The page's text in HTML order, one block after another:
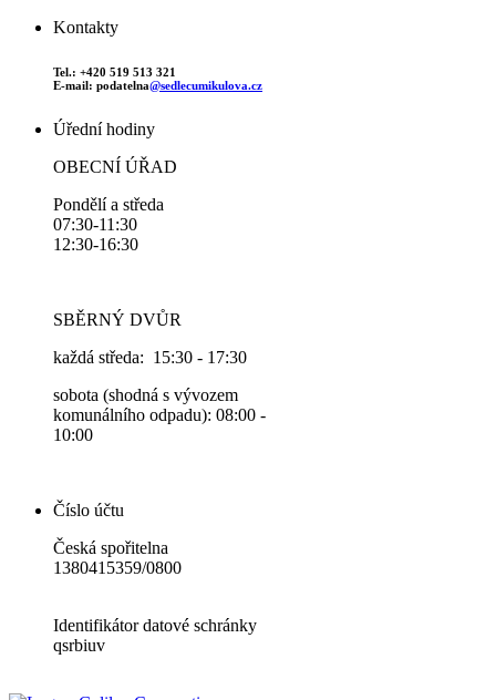
Kontakty
Tel.: +420 519 513 321
E-mail: podatelna@sedlecumikulova.cz
Úřední hodiny
OBECNÍ ÚŘAD
Pondělí a středa
07:30-11:30
12:30-16:30
SBĚRNÝ DVŮR
každá středa: 15:30 - 17:30
sobota (shodná s vývozem
komunálního odpadu): 08:00 -
10:00
Číslo účtu
Česká spořitelna
1380415359/0800
Identifikátor datové schránky
qsrbiuv